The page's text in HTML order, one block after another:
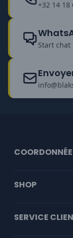
+32 14 18
Start chat
SHOP
SERVICE